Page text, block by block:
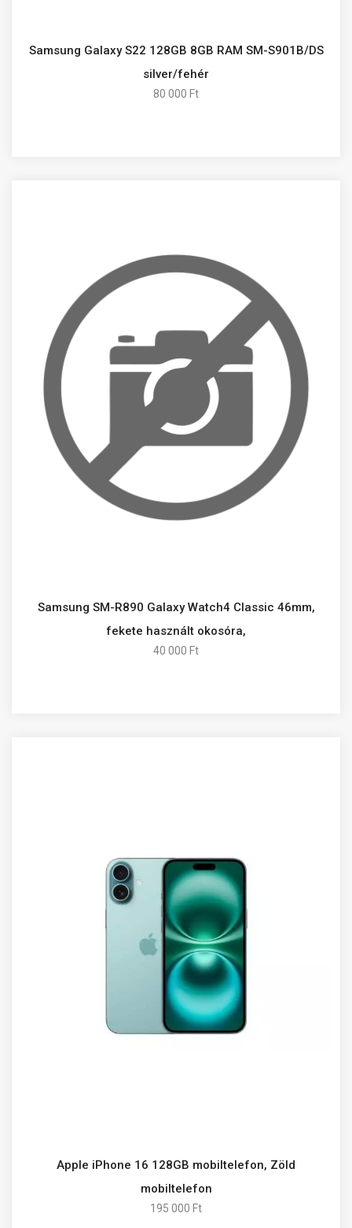
Samsung Galaxy S22 128GB 8GB RAM SM-S901B/DS
silver/fehér
80 000 Ft
Samsung SM-R890 Galaxy Watch4 Classic 46mm,
fekete használt okosóra,
40 000 Ft
Apple iPhone 16 128GB mobiltelefon, Zöld
mobiltelefon
195 000 Ft